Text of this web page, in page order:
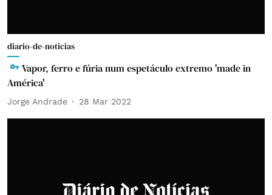
diario-de-noticias
Vapor, ferro e fúria num espetáculo extremo 'made in
América'
Jorge Andrade 28 Mar 2022